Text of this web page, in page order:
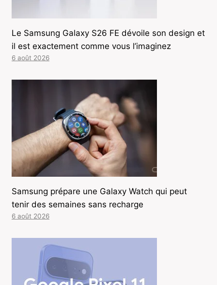
Le Samsung Galaxy S26 FE dévoile son design et
il est exactement comme vous l’imaginez
6 août 2026
Samsung prépare une Galaxy Watch qui peut
tenir des semaines sans recharge
6 août 2026